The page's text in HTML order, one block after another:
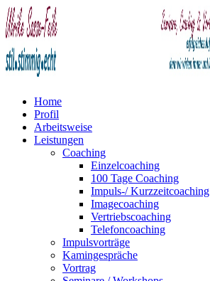
Home
Profil
Arbeitsweise
Leistungen
Coaching
Einzelcoaching
100 Tage Coaching
Impuls-/ Kurzzeitcoaching
Imagecoaching
Vertriebscoaching
Telefoncoaching
Impulsvorträge
Kamingespräche
Vortrag